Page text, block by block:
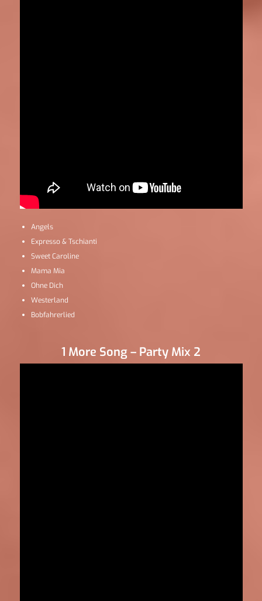
Angels
Expresso & Tschianti
Sweet Caroline
Mama Mia
Ohne Dich
Westerland
Bobfahrerlied
1 More Song – Party Mix 2